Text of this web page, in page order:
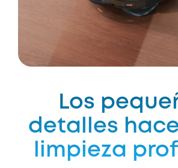
Los
detalles
limpieza